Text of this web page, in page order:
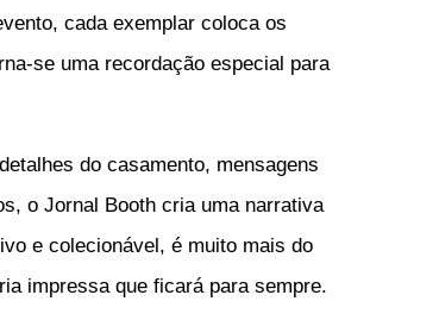
cada exemplar coloca os
se uma recordação especial para
do casamento, mensagens
o Jornal Booth cria uma narrativa
e colecionável, é muito mais do
impressa que ficará para sempre.